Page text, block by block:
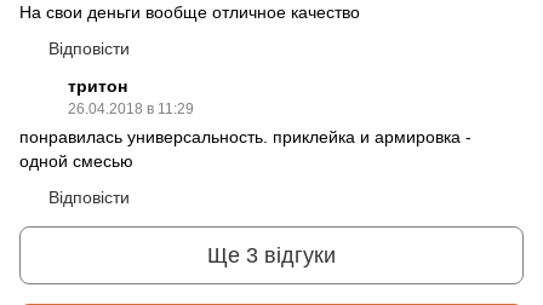
На свои деньги вообще отличное качество
Відповісти
тритон
26.04.2018 в 11:29
понравилась универсальность. приклейка и армировка -
одной смесью
Відповісти
Ще 3 відгуки